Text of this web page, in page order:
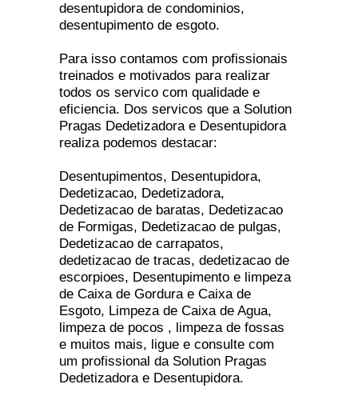
desentupidora de condominios,
desentupimento de esgoto.
Para isso contamos com profissionais
treinados e motivados para realizar
todos os servico com qualidade e
eficiencia. Dos servicos que a Solution
Pragas Dedetizadora e Desentupidora
realiza podemos destacar:
Desentupimentos, Desentupidora,
Dedetizacao, Dedetizadora,
Dedetizacao de baratas, Dedetizacao
de Formigas, Dedetizacao de pulgas,
Dedetizacao de carrapatos,
dedetizacao de tracas, dedetizacao de
escorpioes, Desentupimento e limpeza
de Caixa de Gordura e Caixa de
Esgoto, Limpeza de Caixa de Agua,
limpeza de pocos , limpeza de fossas
e muitos mais, ligue e consulte com
um profissional da Solution Pragas
Dedetizadora e Desentupidora.